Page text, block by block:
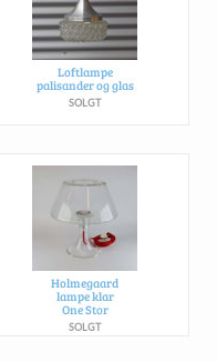
Loftlampe
palisander og glas
SOLGT
Holmegaard
lampe klar
One Stor
SOLGT